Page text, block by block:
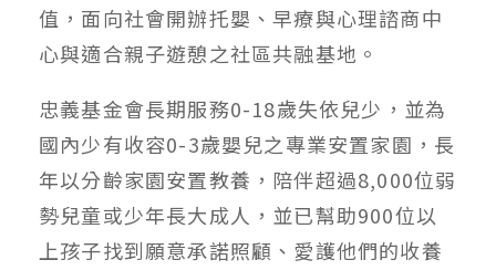
值，面向社會開辦托嬰、早療與心理諮商中
心與適合親子遊憩之社區共融基地。
忠義基金會長期服務0-18歲失依兒少，並為
國內少有收容0-3歲嬰兒之專業安置家園，長
年以分齡家園安置教養，陪伴超過8,000位弱
勢兒童或少年長大成人，並已幫助900位以
上孩子找到願意承諾照顧、愛護他們的收養